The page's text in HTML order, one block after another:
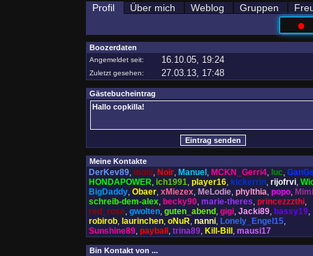
Profil Über mich Weblog Gruppen
●
Boozerdaten
Angemeldet seit: 16.10.05, 19:24
Zuletzt gesehen: 27.03.13, 17:48
Gästebucheintrag
Meine Kontakte
DerKev89, moni, Noir, Manuel , MCKN_Gerri4, luc,
HONDAPOWER, ich1991, player16, kickerrin, rijofrvi,
BigDaddy, Obaer, xMiezex, MeLodie, phylthia, popo,
schreib-dem-alex, becky90, marie-theres, princezzzthi,
red_rose, gwolten, guten_abend , gigi, Jacki89, bassy19,
robirob, laurinchen, oNuR, nanni, Lonely_Engel15,
Sunshine89, payball , trina89, Kill-Bill , mausi17
Bin Kontakt von ...